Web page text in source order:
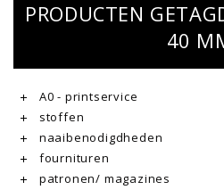
PRODUCTEN
40
A0 - printservice
stoffen
naaibenodigdheden
fournituren
patronen/ magazines